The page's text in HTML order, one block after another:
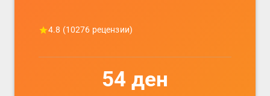
4.8 (10276 рецензии)
54 ден